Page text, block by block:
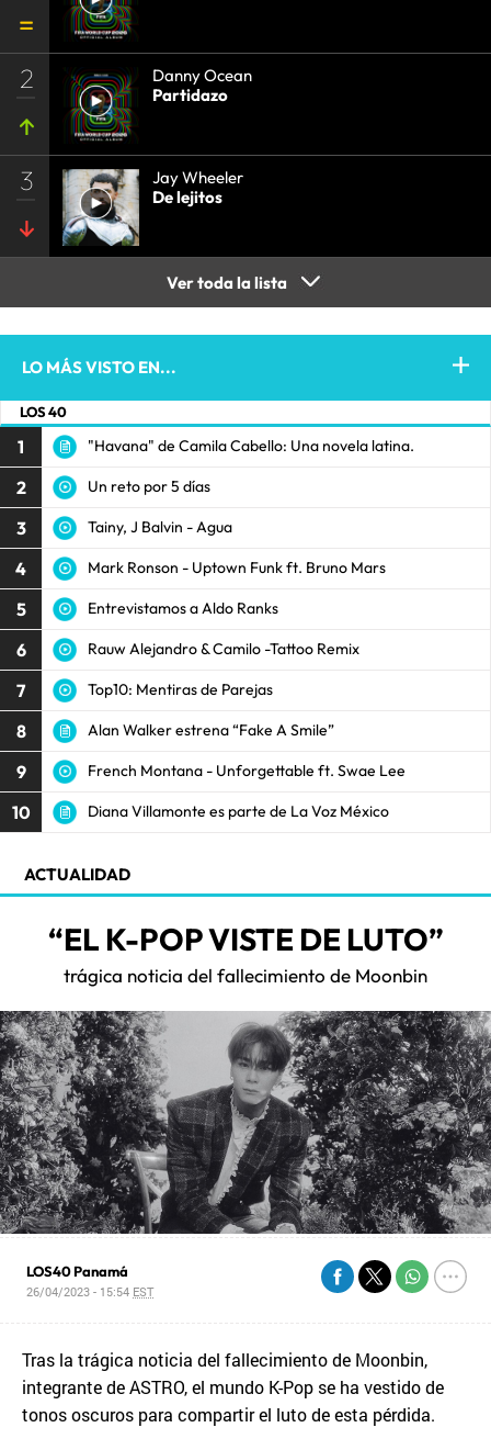
2
Danny Ocean
Partidazo
3
Jay Wheeler
De lejitos
Ver toda la lista
LO MÁS VISTO EN...
LOS 40
1 "Havana" de Camila Cabello: Una novela latina.
2 Un reto por 5 días
3 Tainy, J Balvin - Agua
4 Mark Ronson - Uptown Funk ft. Bruno Mars
5 Entrevistamos a Aldo Ranks
6 Rauw Alejandro & Camilo -Tattoo Remix
7 Top10: Mentiras de Parejas
8 Alan Walker estrena “Fake A Smile”
9 French Montana - Unforgettable ft. Swae Lee
10 Diana Villamonte es parte de La Voz México
ACTUALIDAD
“EL K-POP VISTE DE LUTO”
trágica noticia del fallecimiento de Moonbin
LOS40 Panamá
26/04/2023 - 15:54 EST
Tras la trágica noticia del fallecimiento de Moonbin,
integrante de ASTRO, el mundo K-Pop se ha vestido de
tonos oscuros para compartir el luto de esta pérdida.